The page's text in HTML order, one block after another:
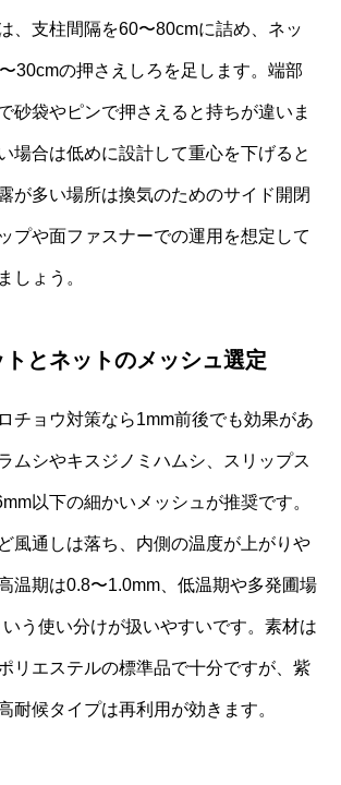
、支柱間隔を60〜80cmに詰め、ネッ
30cmの押さえしろを足します。端部
砂袋やピンで押さえると持ちが違いま
場合は低めに設計して重心を下げると
が多い場所は換気のためのサイド開閉
プや面ファスナーでの運用を想定して
しょう。
とネットのメッシュ選定
チョウ対策なら1mm前後でも効果があ
ムシやキスジノミハムシ、スリップス
以下の細かいメッシュが推奨です。
風通しは落ち、内側の温度が上がりや
温期は0.8〜1.0mm、低温期や多発圃場
う使い分けが扱いやすいです。素材は
リエステルの標準品で十分ですが、紫
耐候タイプは再利用が効きます。